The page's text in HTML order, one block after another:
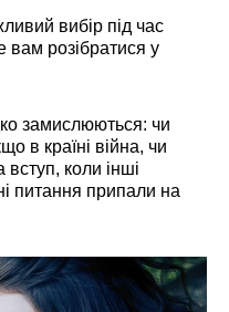
вибір під час
розібратися у
замислюються: чи
в країні війна, чи
коли інші
питання припали на